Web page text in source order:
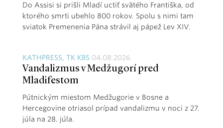
Do Assisi si prišli Mladí uctiť svätého Františka, od
ktorého smrti ubehlo 800 rokov. Spolu s nimi tam
sviatok Premenenia Pána strávil aj pápež Lev XIV.
KATHPRESS, TK KBS 04.08.2026
Vandalizmus v Medžugorí pred
Mladifestom
Pútnickým miestom Medžugorie v Bosne a
Hercegovine otriasol prípad vandalizmu v noci z 27.
júla na 28. júla.